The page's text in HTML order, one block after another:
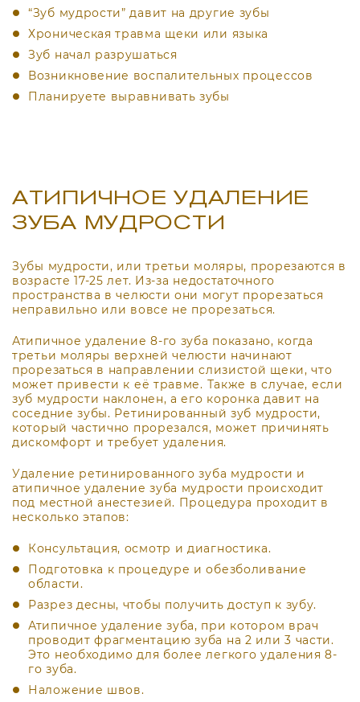
“Зуб мудрости” давит на другие зубы
Хроническая травма щеки или языка
Зуб начал разрушаться
Возникновение воспалительных процессов
Планируете выравнивать зубы
АТИПИЧНОЕ УДАЛЕНИЕ
ЗУБА МУДРОСТИ
Зубы мудрости, или третьи моляры, прорезаются в
возрасте 17-25 лет. Из-за недостаточного
пространства в челюсти они могут прорезаться
неправильно или вовсе не прорезаться.
Атипичное удаление 8-го зуба показано, когда
третьи моляры верхней челюсти начинают
прорезаться в направлении слизистой щеки, что
может привести к её травме. Также в случае, если
зуб мудрости наклонен, а его коронка давит на
соседние зубы. Ретинированный зуб мудрости,
который частично прорезался, может причинять
дискомфорт и требует удаления.
Удаление ретинированного зуба мудрости и
атипичное удаление зуба мудрости происходит
под местной анестезией. Процедура проходит в
несколько этапов:
Консультация, осмотр и диагностика.
Подготовка к процедуре и обезболивание
области.
Разрез десны, чтобы получить доступ к зубу.
Атипичное удаление зуба, при котором врач
проводит фрагментацию зуба на 2 или 3 части.
Это необходимо для более легкого удаления 8-
го зуба.
Наложение швов.